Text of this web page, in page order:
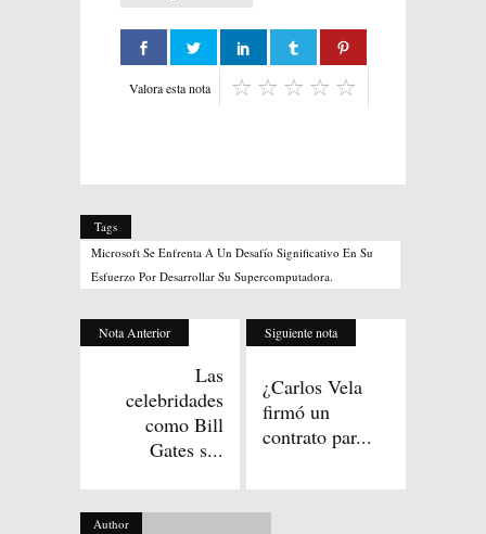
Valora esta nota
Tags
Microsoft Se Enfrenta A Un Desafío Significativo En Su
Esfuerzo Por Desarrollar Su Supercomputadora.
Nota Anterior
Las
celebridades
como Bill
Gates s...
Siguiente nota
¿Carlos Vela
firmó un
contrato par...
Author